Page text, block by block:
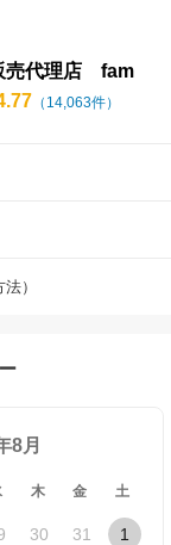
売代理店 fam
（ 14,063件）
）
8月
木 金 土
30 31 1